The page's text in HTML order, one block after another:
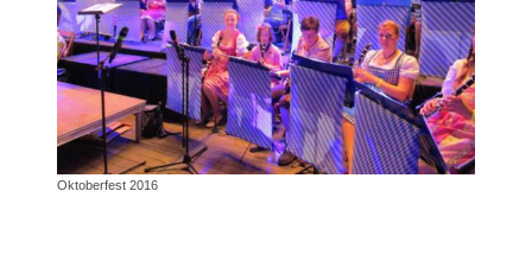
Oktoberfest 2016